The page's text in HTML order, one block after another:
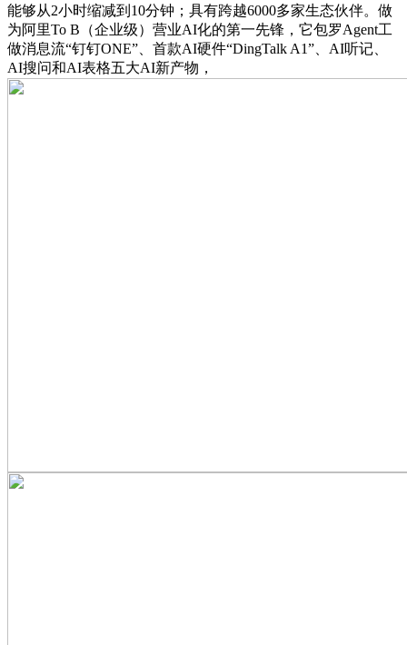
能够从2小时缩减到10分钟；具有跨越6000多家生态伙伴。做
为阿里To B（企业级）营业AI化的第一先锋，它包罗Agent工
做消息流“钉钉ONE”、首款AI硬件“DingTalk A1”、AI听记、
AI搜问和AI表格五大AI新产物，